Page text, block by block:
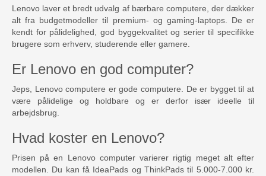
Lenovo laver et bredt udvalg af bærbare computere, der dækker
alt fra budgetmodeller til premium- og gaming-laptops. De er
kendt for pålidelighed, god byggekvalitet og serier til specifikke
brugere som erhverv, studerende eller gamere.
Er Lenovo en god computer?
Jeps, Lenovo computere er gode computere. De er bygget til at
være pålidelige og holdbare og er derfor især ideelle til
arbejdsbrug.
Hvad koster en Lenovo?
Prisen på en Lenovo computer varierer rigtig meget alt efter
modellen. Du kan få IdeaPads og ThinkPads til 5.000-7.000 kr.